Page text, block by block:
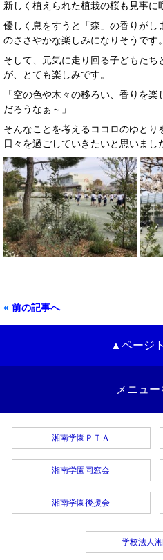
新しく植えられた植栽の桜も見事に
優しく息をすうと「森」の香りがし
のささやかな楽しみになりそうです。
そして、元気に走り回る子どもたち
が、とても楽しみです。
「空の色や木々の移ろい、香りを
だろうなぁ～」
そんなことを考えるココロのゆと
日々を過ごしていきたいと思いまし
« 前の記事へ
▲ページ
メニュー
湘南学園ＰＴＡ
湘南学園同窓会
湘南学園後援会
学校法人